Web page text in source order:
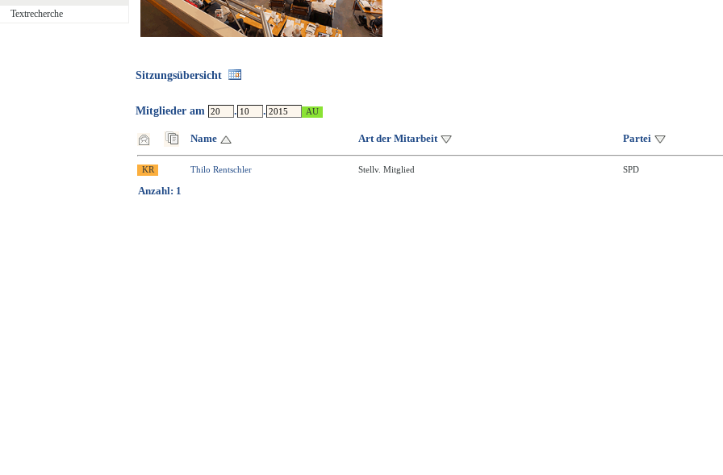
Textrecherche
Sitzungsübersicht
Mitglieder am . .
Name Art der Mitarbeit Partei
Thilo Rentschler Stellv. Mitglied SPD
Anzahl: 1